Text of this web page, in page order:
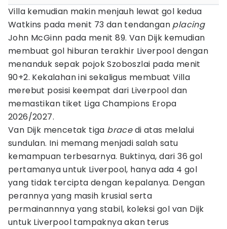
Villa kemudian makin menjauh lewat gol kedua
Watkins pada menit 73 dan tendangan placing
John McGinn pada menit 89. Van Dijk kemudian
membuat gol hiburan terakhir Liverpool dengan
menanduk sepak pojok Szoboszlai pada menit
90+2. Kekalahan ini sekaligus membuat Villa
merebut posisi keempat dari Liverpool dan
memastikan tiket Liga Champions Eropa
2026/2027.
Van Dijk mencetak tiga bracedi atas melalui
sundulan. Ini memang menjadi salah satu
kemampuan terbesarnya. Buktinya, dari 36 gol
pertamanya untuk Liverpool, hanya ada 4 gol
yang tidak tercipta dengan kepalanya. Dengan
perannya yang masih krusial serta
permainannnya yang stabil, koleksi gol van Dijk
untuk Liverpool tampaknya akan terus